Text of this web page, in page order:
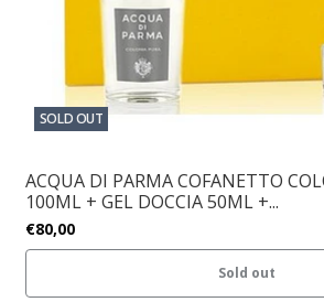
SOLD OUT
ACQUA DI PARMA COFANETTO
100ML + GEL DOCCIA 50ML +...
€80,00
Sold out